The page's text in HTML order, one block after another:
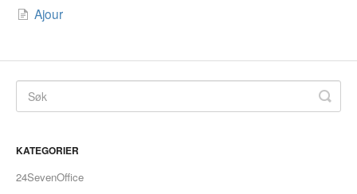
Ajour
KATEGORIER
24SevenOffice